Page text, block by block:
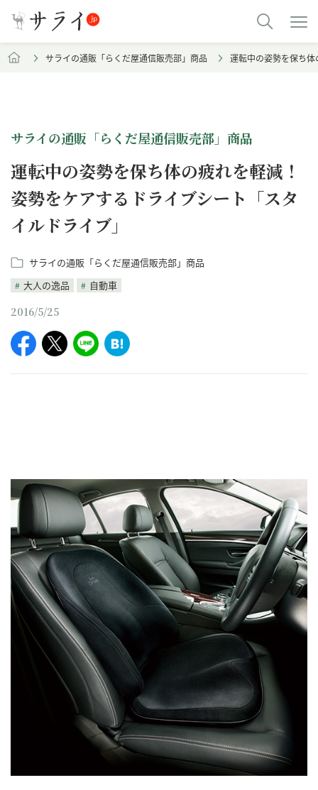
サライの通販「らくだ屋通信販売部」商品 運転中の姿勢を保ち
サライの通販「らくだ屋通信販売部」商品
運転中の姿勢を保ち体の疲れを軽減！
姿勢をケアするドライブシート「スタ
イルドライブ」
サライの通販「らくだ屋通信販売部」商品
大人の逸品
自動車
2016/5/25